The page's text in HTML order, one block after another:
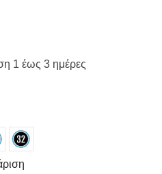
1 έως 3 ημέρες